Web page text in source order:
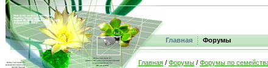
Главная Форумы
Главная / Форумы / Форумы по